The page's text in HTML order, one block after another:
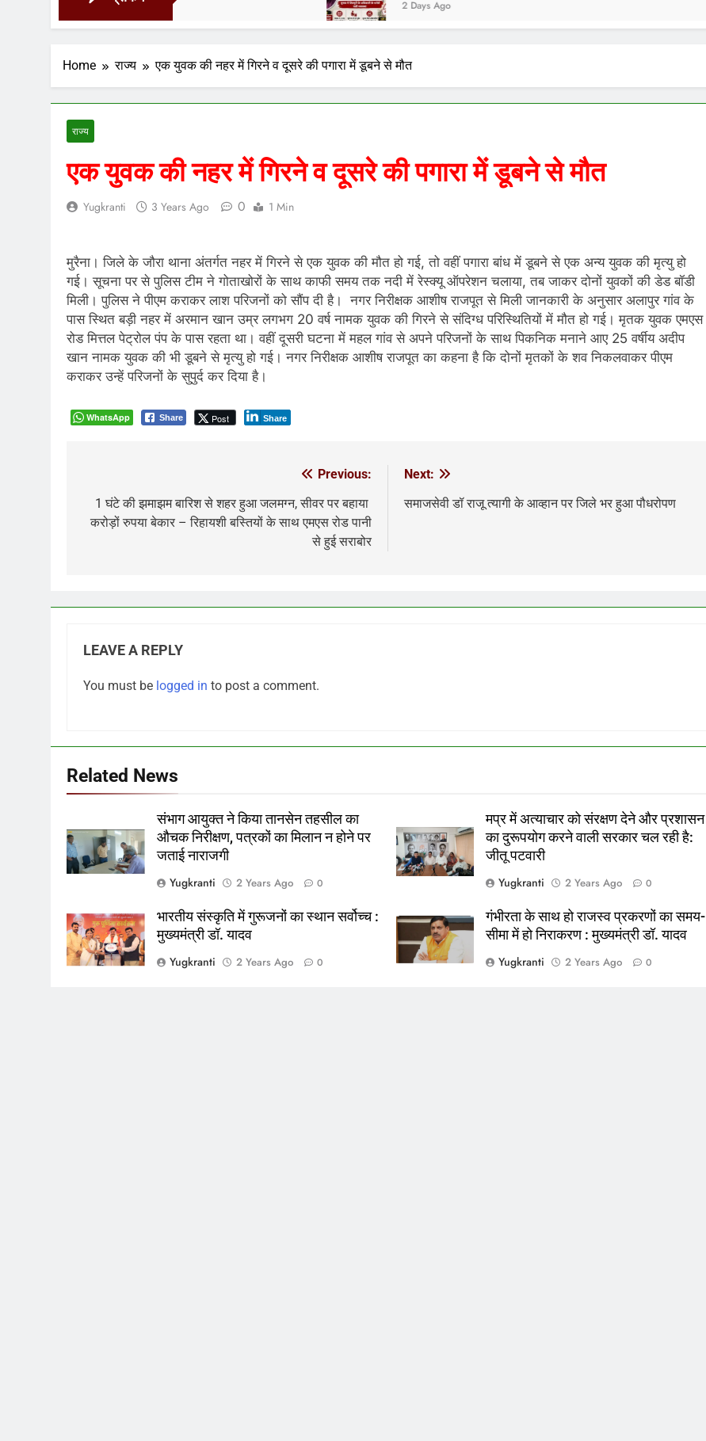
2 Days Ago
Home राज्य एक युवक की नहर में गिरने व दूसरे की पगारा में डूबने से मौत
राज्य
एक युवक की नहर में गिरने व दूसरे की पगारा में डूबने से मौत
Yugkranti 3 Years Ago 0 1 Min
मुरैना। जिले के जौरा थाना अंतर्गत नहर में गिरने से एक युवक की मौत हो गई, तो वहीं पगारा बांध में डूबने से एक अन्य युवक की मृत्यु हो
गई। सूचना पर से पुलिस टीम ने गोताखोरों के साथ काफी समय तक नदी में रेस्क्यू ऑपरेशन चलाया, तब जाकर दोनों युवकों की डेड बॉडी
मिली। पुलिस ने पीएम कराकर लाश परिजनों को सौंप दी है। नगर निरीक्षक आशीष राजपूत से मिली जानकारी के अनुसार अलापुर गांव के
पास स्थित बड़ी नहर में अरमान खान उम्र लगभग 20 वर्ष नामक युवक की गिरने से संदिग्ध परिस्थितियों में मौत हो गई। मृतक युवक एमएस
रोड मित्तल पेट्रोल पंप के पास रहता था। वहीं दूसरी घटना में महल गांव से अपने परिजनों के साथ पिकनिक मनाने आए 25 वर्षीय अदीप
खान नामक युवक की भी डूबने से मृत्यु हो गई। नगर निरीक्षक आशीष राजपूत का कहना है कि दोनों मृतकों के शव निकलवाकर पीएम
कराकर उन्हें परिजनों के सुपुर्द कर दिया है।
WhatsApp Share Post Share
navigation
Previous:
1 घंटे की झमाझम बारिश से शहर हुआ जलमग्न, सीवर पर बहाया
करोड़ों रुपया बेकार – रिहायशी बस्तियों के साथ एमएस रोड पानी
से हुई सराबोर
Next:
समाजसेवी डॉ राजू त्यागी के आव्हान पर जिले भर हुआ पौधरोपण
LEAVE A REPLY
You must be logged in to post a comment.
Related News
संभाग आयुक्त ने किया तानसेन तहसील का
औचक निरीक्षण, पत्रकों का मिलान न होने पर
जताई नाराजगी
Yugkranti
2 Years Ago 0
मप्र में अत्याचार को संरक्षण देने और प्रशासन
का दुरूपयोग करने वाली सरकार चल रही है:
जीतू पटवारी
Yugkranti
2 Years Ago 0
भारतीय संस्कृति में गुरूजनों का स्थान सर्वोच्च :
मुख्यमंत्री डॉ. यादव
Yugkranti
2 Years Ago 0
गंभीरता के साथ हो राजस्व प्रकरणों का समय-
सीमा में हो निराकरण : मुख्यमंत्री डॉ. यादव
Yugkranti
2 Years Ago 0